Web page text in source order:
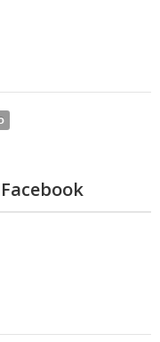
Facebook